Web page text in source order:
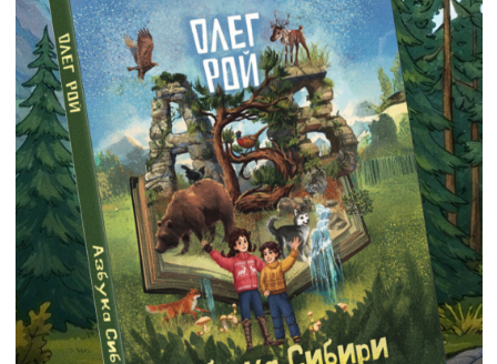
смотреть купить
Вместе со своими друзьями - необыкновенной
собакой Лайкой, которая умеет не только говорить,
но и пользоваться интернетом и сказочным
северным оленем, Лёней вы отправитесь в
путешествие на настоящем ледоколе. Эта поездка
по холодным морям подарила брату и сестре, не
только захватывающие приключения, но и новые
знания — о русском Севере, и героической
истории его покорения, о его невероятной
природе и столь же невероятных жителях и об
уникальных российских кораблях-ледоколах,
подобных которым нет нигде в мире. Вернувшись
домой, Ваня и Варя решили поделиться тем, что
узнали, со всеми ребятами нашей необъятной и
прекрасной